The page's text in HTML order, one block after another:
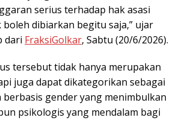
serius terhadap hak asasi
boleh dibiarkan begitu saja,” ujar
dari FraksiGolkar, Sabtu (20/6/2026).
tersebut tidak hanya merupakan
juga dapat dikategorikan sebagai
gender yang menimbulkan
psikologis yang mendalam bagi